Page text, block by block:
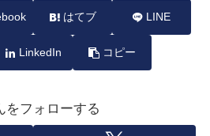
はてブ LINE
LinkedIn コピー
をフォローする